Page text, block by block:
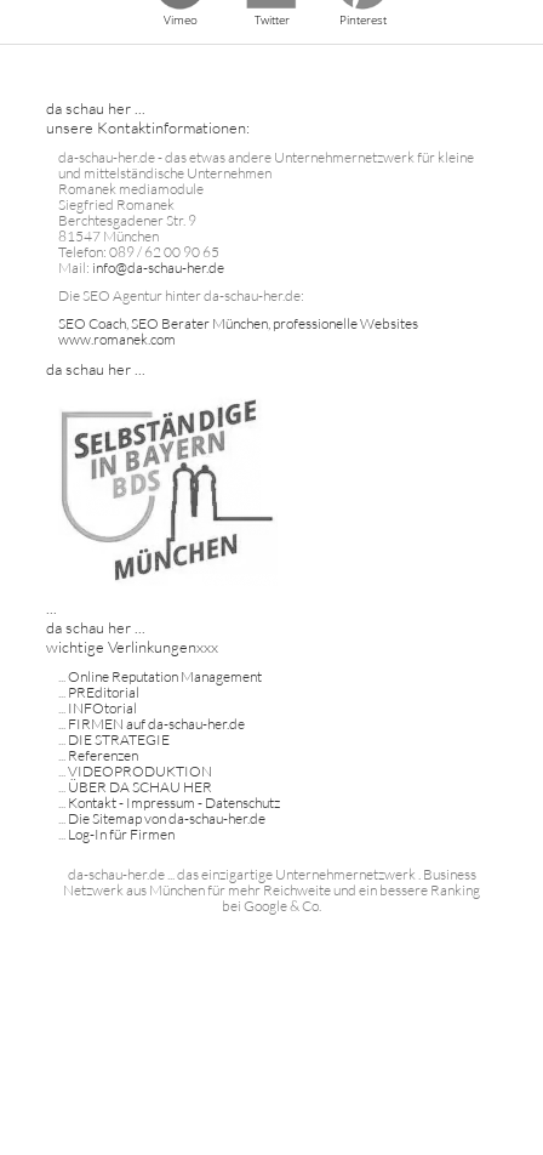
Vimeo Twitter Pinterest
da schau her ...
unsere Kontaktinformationen:
da-schau-her.de - das etwas andere Unternehmernetzwerk für kleine
und mittelständische Unternehmen
Romanek mediamodule
Siegfried Romanek
Berchtesgadener Str. 9
81547 München
Telefon: 089 / 62 00 90 65
Mail: info@da-schau-her.de
Die SEO Agentur hinter da-schau-her.de:
SEO Coach, SEO Berater München, professionelle Websites
www.romanek.com
da schau her ...
da schau her ...
wichtige Verlinkungenxxx
Online Reputation Management
PREditorial
INFOtorial
FIRMEN auf da-schau-her.de
DIE STRATEGIE
Referenzen
VIDEOPRODUKTION
ÜBER DA SCHAU HER
Kontakt - Impressum - Datenschutz
Die Sitemap von da-schau-her.de
Log-In für Firmen
da-schau-her.de ... das einzigartige Unternehmernetzwerk . Business
Netzwerk aus München für mehr Reichweite und ein bessere Ranking
bei Google & Co.